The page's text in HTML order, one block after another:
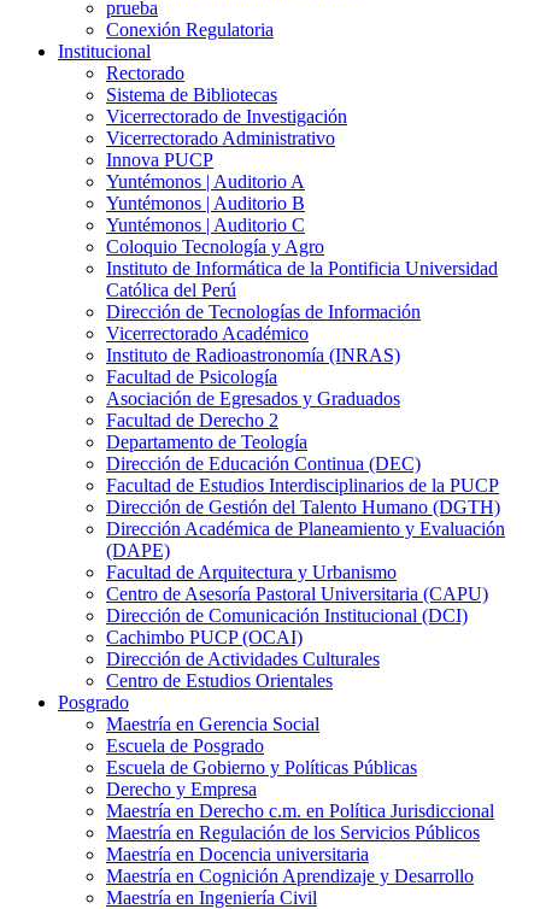
prueba
Conexión Regulatoria
Institucional
Rectorado
Sistema de Bibliotecas
Vicerrectorado de Investigación
Vicerrectorado Administrativo
Innova PUCP
Yuntémonos | Auditorio A
Yuntémonos | Auditorio B
Yuntémonos | Auditorio C
Coloquio Tecnología y Agro
Instituto de Informática de la Pontificia Universidad
Católica del Perú
Dirección de Tecnologías de Información
Vicerrectorado Académico
Instituto de Radioastronomía (INRAS)
Facultad de Psicología
Asociación de Egresados y Graduados
Facultad de Derecho 2
Departamento de Teología
Dirección de Educación Continua (DEC)
Facultad de Estudios Interdisciplinarios de la PUCP
Dirección de Gestión del Talento Humano (DGTH)
Dirección Académica de Planeamiento y Evaluación
(DAPE)
Facultad de Arquitectura y Urbanismo
Centro de Asesoría Pastoral Universitaria (CAPU)
Dirección de Comunicación Institucional (DCI)
Cachimbo PUCP (OCAI)
Dirección de Actividades Culturales
Centro de Estudios Orientales
Posgrado
Maestría en Gerencia Social
Escuela de Posgrado
Escuela de Gobierno y Políticas Públicas
Derecho y Empresa
Maestría en Derecho c.m. en Política Jurisdiccional
Maestría en Regulación de los Servicios Públicos
Maestría en Docencia universitaria
Maestría en Cognición Aprendizaje y Desarrollo
Maestría en Ingeniería Civil